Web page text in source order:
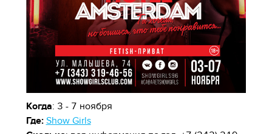
Когда: 3 - 7 ноября
Где: Show Girls